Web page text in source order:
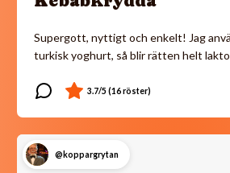
Supergott, nyttigt och enkelt! Jag
turkisk yoghurt, så blir rätten helt
@koppargrytan